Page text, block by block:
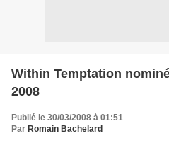
Within Temptation
2008
Publié le 30/03/2008 à 01:51
Par Romain Bachelard